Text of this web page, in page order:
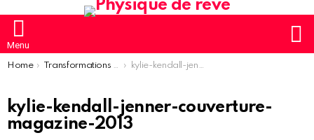
Menu
You are here:
Home Transformations des sœurs Jenner en photos kylie-kendall-jenner-couverture-magazine-2013
kylie-kendall-jenner-couverture-
magazine-2013